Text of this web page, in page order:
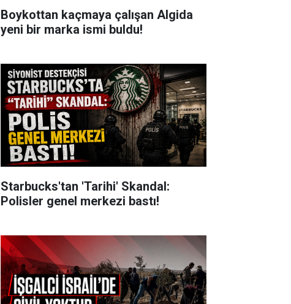
Boykottan kaçmaya çalışan Algida
yeni bir marka ismi buldu!
Starbucks'tan 'Tarihi' Skandal:
Polisler genel merkezi bastı!